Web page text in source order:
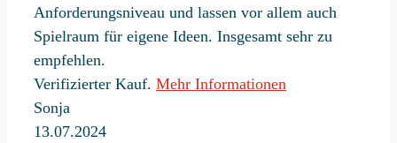
Anforderungsniveau und lassen vor allem auch
Spielraum für eigene Ideen. Insgesamt sehr zu
empfehlen.
Verifizierter Kauf. Mehr Informationen
Sonja
13.07.2024